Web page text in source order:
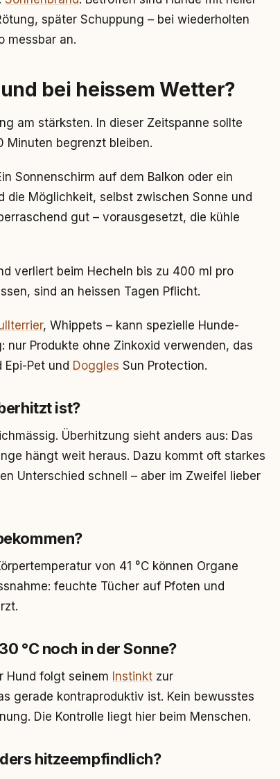
später Schuppung – bei wiederholten
messbar an.
bei heissem Wetter?
am stärksten. In dieser Zeitspanne sollte
Minuten begrenzt bleiben.
Sonnenschirm auf dem Balkon oder ein
die Möglichkeit, selbst zwischen Sonne und
gut – vorausgesetzt, die kühle
verliert beim Hecheln bis zu 400 ml pro
sind an heissen Tagen Pflicht.
, Whippets – kann spezielle Hunde-
Produkte ohne Zinkoxid verwenden, das
Pet und Doggles Sun Protection.
ist?
Überhitzung sieht anders aus: Das
hängt weit heraus. Dazu kommt oft starkes
Unterschied schnell – aber im Zweifel lieber
von 41 °C können Organe
feuchte Tücher auf Pfoten und
°C noch in der Sonne?
Hund folgt seinem Instinkt zur
gerade kontraproduktiv ist. Kein bewusstes
Die Kontrolle liegt hier beim Menschen.
hitzeempfindlich?